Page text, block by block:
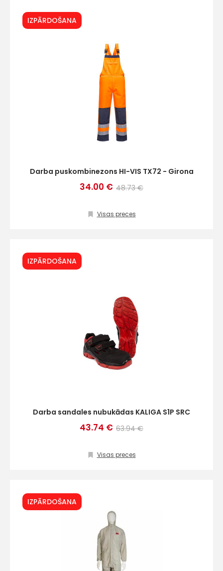
IZPĀRDOŠANA
Darba puskombinezons HI-VIS TX72 - Girona
34.00 € 48.73 €
Visas preces
IZPĀRDOŠANA
Darba sandales nubukādas KALIGA S1P SRC
43.74 € 63.94 €
Visas preces
IZPĀRDOŠANA